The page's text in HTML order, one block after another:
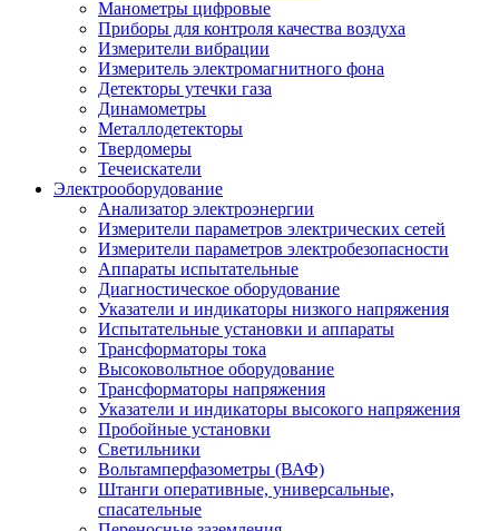
Манометры цифровые
Приборы для контроля качества воздуха
Измерители вибрации
Измеритель электромагнитного фона
Детекторы утечки газа
Динамометры
Металлодетекторы
Твердомеры
Течеискатели
Электрооборудование
Анализатор электроэнергии
Измерители параметров электрических сетей
Измерители параметров электробезопасности
Аппараты испытательные
Диагностическое оборудование
Указатели и индикаторы низкого напряжения
Испытательные установки и аппараты
Трансформаторы тока
Высоковольтное оборудование
Трансформаторы напряжения
Указатели и индикаторы высокого напряжения
Пробойные установки
Светильники
Вольтамперфазометры (ВАФ)
Штанги оперативные, универсальные,
спасательные